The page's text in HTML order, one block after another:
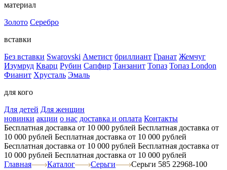
материал
Золото Серебро
вставки
Без вставки Swarovski Аметист бриллиант Гранат Жемчуг
Изумруд Кварц Рубин Сапфир Танзанит Топаз Топаз London
Фианит Хрусталь Эмаль
для кого
Для детей Для женщин
новинки акции о нас доставка и оплата Контакты
Бесплатная доставка от 10 000 рублей Бесплатная доставка от
10 000 рублей Бесплатная доставка от 10 000 рублей
Бесплатная доставка от 10 000 рублей Бесплатная доставка от
10 000 рублей Бесплатная доставка от 10 000 рублей
Главная
Каталог Серьги Серьги 585 22968-100